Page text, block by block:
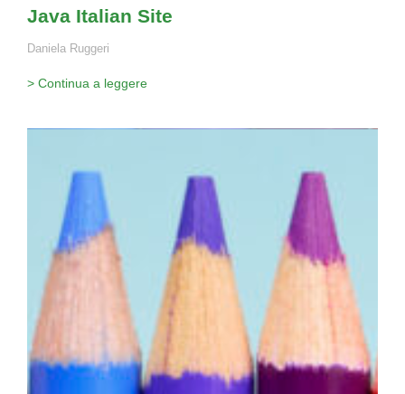
Java Italian Site
Daniela Ruggeri
> Continua a leggere